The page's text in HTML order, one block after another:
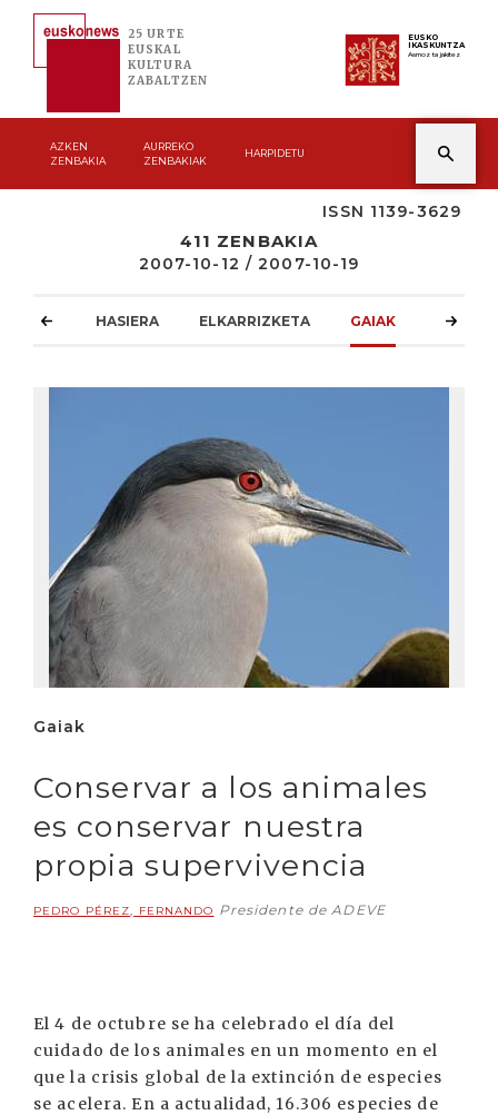
25 URTE
EUSKAL
KULTURA
ZABALTZEN
EUSKO
IKASKUNTZA
Asmoz ta jakitez
AZKEN
ZENBAKIA
AURREKO
ZENBAKIAK
HARPIDETU
ISSN 1139-3629
411 ZENBAKIA
2007-10-12 / 2007-10-19
HASIERA ELKARRIZKETA GAIAK
Gaiak
Conservar a los animales
es conservar nuestra
propia supervivencia
PEDRO PÉREZ, FERNANDO Presidente de ADEVE
El 4 de octubre se ha celebrado el día del
cuidado de los animales en un momento en el
que la crisis global de la extinción de especies
se acelera. En a actualidad, 16.306 especies de